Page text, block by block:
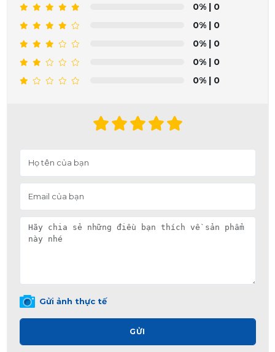
0% | 0
0% | 0
0% | 0
0% | 0
0% | 0
Gửi ảnh thực tế
GỬI